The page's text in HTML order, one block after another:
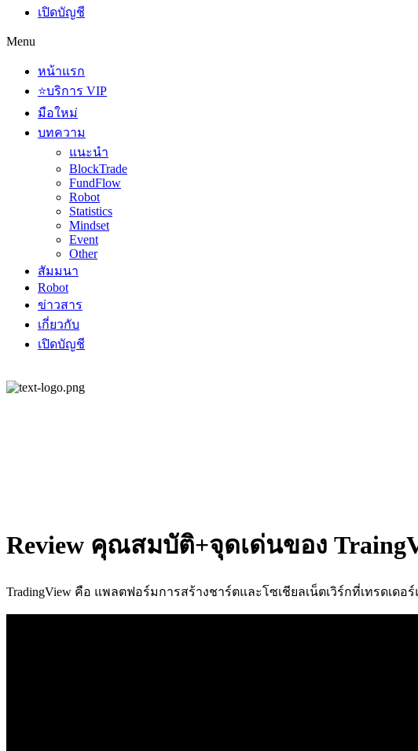
เปิดบัญชี
Menu
หน้าแรก
⭐บริการ VIP
มือใหม่
บทความ
แนะนำ
BlockTrade
FundFlow
Robot
Statistics
Mindset
Event
Other
สัมมนา
Robot
ข่าวสาร
เกี่ยวกับ
เปิดบัญชี
Review คุณสมบัติ+จุดเด่นของ
TradingView คือ แพลตฟอร์มการสร้างชาร์ตและโซเชียลเน็ตเวิร์กที่เทรดเ